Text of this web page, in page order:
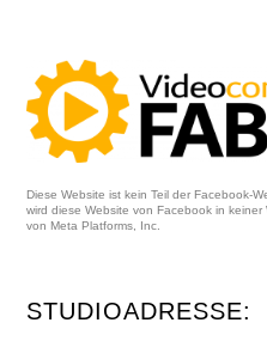
Diese Website ist kein Teil der Facebook-
wird diese Website von Facebook in
von Meta Platforms, Inc.
STUDIOADRESSE: